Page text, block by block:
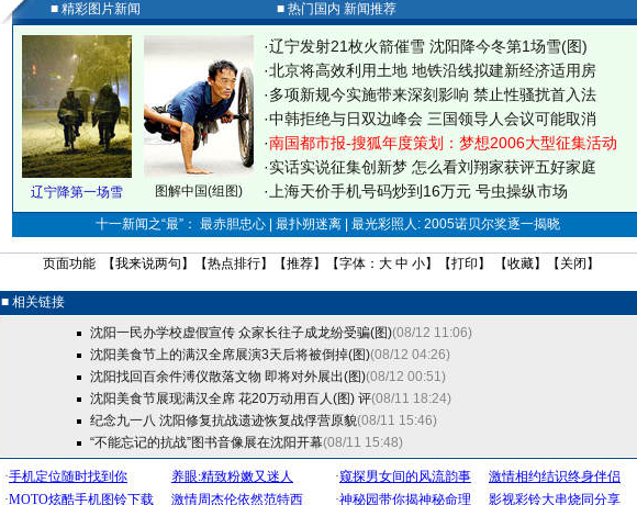
■ 精彩图片新闻 ■ 热门国内 新闻推荐
辽宁降第一场雪 图解中国(组图)
·辽宁发射21枚火箭催雪 沈阳降今冬第1场雪(图)
·北京将高效利用土地 地铁沿线拟建新经济适用房
·多项新规今实施带来深刻影响 禁止性骚扰首入法
·中韩拒绝与日双边峰会 三国领导人会议可能取消
·南国都市报-搜狐年度策划：梦想2006大型征集活动
·实话实说征集创新梦 怎么看刘翔家获评五好家庭
· 上海天价手机号码炒到16万元 号虫操纵市场
十一新闻之“最”： 最赤胆忠心 | 最扑朔迷离 | 最光彩照人: 2005诺贝尔奖逐一揭晓
页面功能 【我来说两句 】【热点排行】【推荐】【字体： 大 中 小】【打印 】 【收藏】【 关闭 】
■ 相关链接
沈阳一民办学校虚假宣传 众家长往子成龙纷受骗(图)(08/12 11:06)
沈阳美食节上的满汉全席展演3天后将被倒掉(图)(08/12 04:26)
沈阳找回百余件溥仪散落文物 即将对外展出(图)(08/12 00:51)
沈阳美食节展现满汉全席 花20万动用百人(图) 评(08/11 18:24)
纪念九一八 沈阳修复抗战遗迹恢复战俘营原貌(08/11 15:46)
“不能忘记的抗战”图书音像展在沈阳开幕(08/11 15:48)